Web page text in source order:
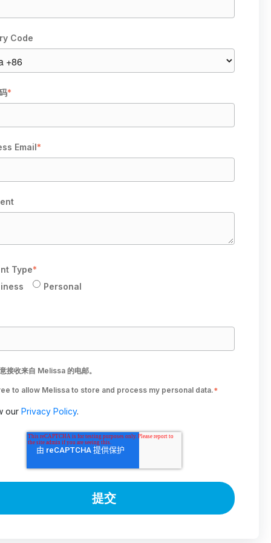
Code
*
Email*
Type*
Personal
接收来自 Melissa 的电邮。
to allow Melissa to store and process my personal data.*
ourPrivacy Policy.